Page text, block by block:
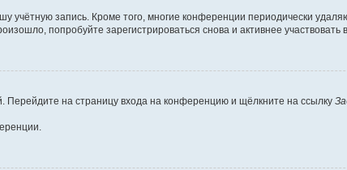
учётную запись. Кроме того, многие конференции периодически
попробуйте зарегистрироваться снова и активнее участвовать в
Перейдите на страницу входа на конференцию и щёлкните на ссылку